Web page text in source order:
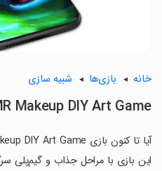
خانه بازی‌ها شبیه سازی
Makeup DIY Art Game
این بازی با مراحل جذاب و گیم‌پلی